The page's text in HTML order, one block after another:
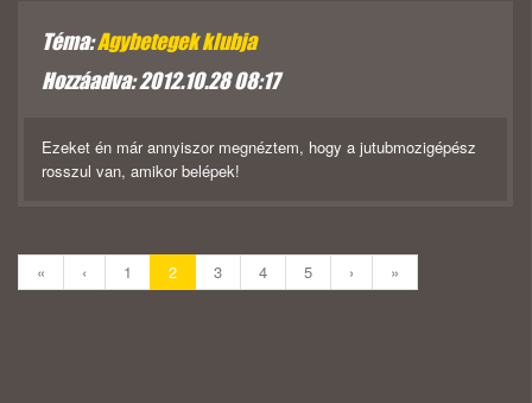
Téma:Agybetegek klubja
Hozzáadva: 2012.10.28 08:17
Ezeket én már annyiszor megnéztem, hogy a jutubmozigépész
rosszul van, amikor belépek!
« ‹ 1 2 3 4 5 › »